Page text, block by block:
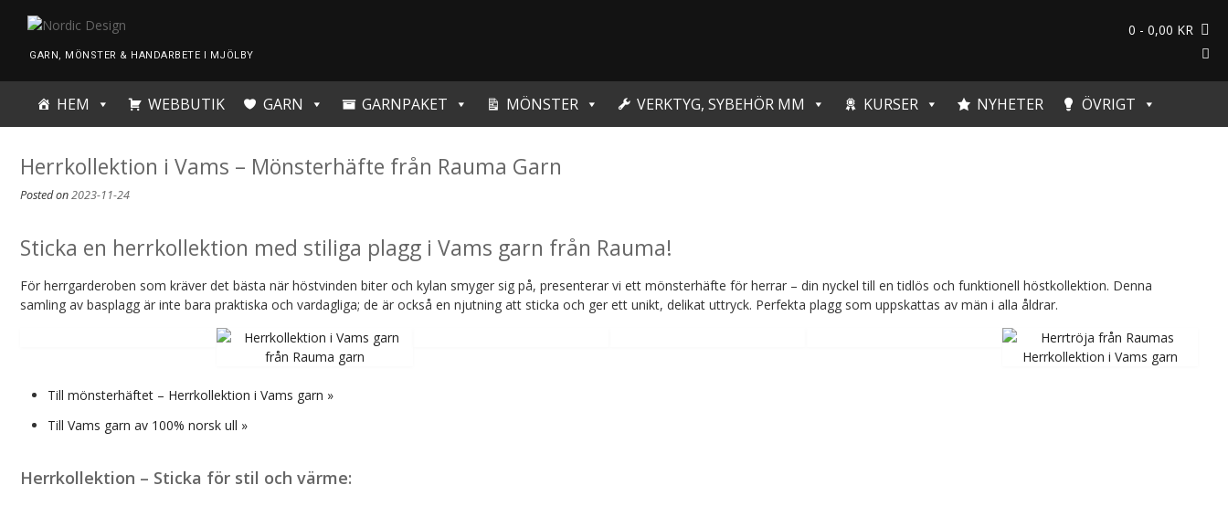
contentGARN, MÖNSTER & HANDARBETE I MJÖLBY
0 - 0,00 KR
HEM WEBBUTIK GARN GARNPAKET MÖNSTER VERKTYG, SYBEHÖR MM KURSER NYHETER ÖVRIGT
Herrkollektion i Vams – Mönsterhäfte från Rauma Garn
Posted on2023-11-24
Sticka en herrkollektion med stiliga plagg i Vams garn från Rauma!
För herrgarderoben som kräver det bästa när höstvinden biter och kylan smyger sig på, presenterar vi ett mönsterhäfte för herrar – din nyckel till en tidlös och funktionell höstkollektion. Denna
samling av basplagg är inte bara praktiska och vardagliga; de är också en njutning att sticka och ger ett unikt, delikat uttryck. Perfekta plagg som uppskattas av män i alla åldrar.
Till mönsterhäftet – Herrkollektion i Vams garn »
Till Vams garn av 100% norsk ull »
Herrkollektion – Sticka för stil och värme: